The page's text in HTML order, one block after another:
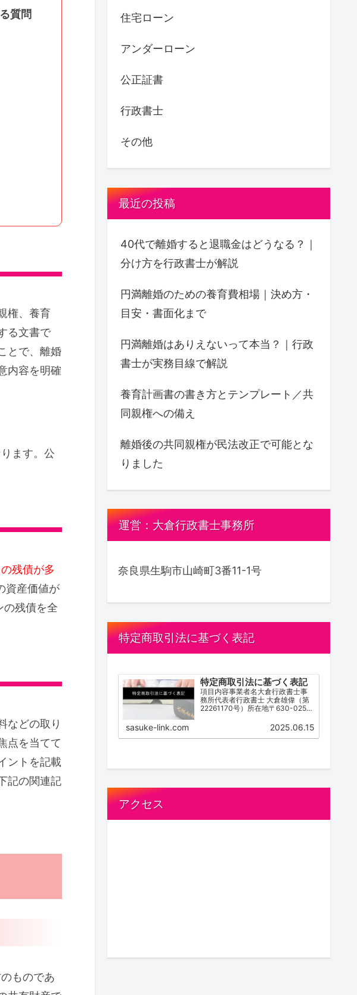
質問
権、養育
る文書で
とで、離婚
内容を明確
ます。公
残債が多
資産価値が
の残債を全
などの取り
点を当てて
ントを記載
記の関連記
ものであ
住宅ローン
アンダーローン
公正証書
行政書士
その他
最近の投稿
40代で離婚すると退職金はどうなる？｜
分け方を行政書士が解説
円満離婚のための養育費相場｜決め方・
目安・書面化まで
円満離婚はありえないって本当？｜行政
書士が実務目線で解説
養育計画書の書き方とテンプレート／共
同親権への備え
離婚後の共同親権が民法改正で可能とな
りました
運営：大倉行政書士事務所
奈良県生駒市山崎町3番11-1号
特定商取引法に基づく表記
特定商取引法に基づく表記
項目内容事業者名大倉行政書士事
務所代表者行政書士 大倉雄偉（第
22261170号）所在地〒630-0252
号電話番号0743-83-2162営業時
間 / 受付時間9:00~18:00（不定
休）サービス内容離婚協...
sasuke-link.com 2025.06.15
アクセス